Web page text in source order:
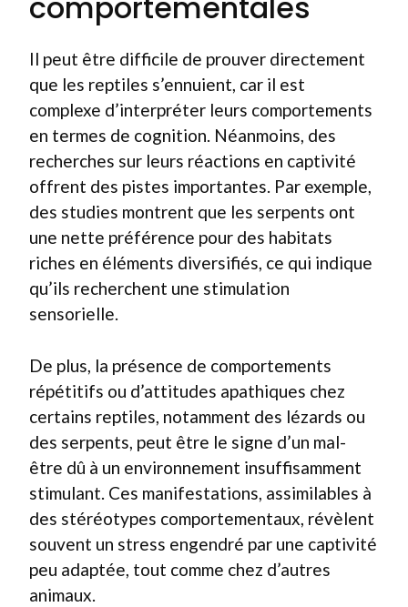
Il peut être difficile de prouver directement
que les reptiles s’ennuient, car il est
complexe d’interpréter leurs comportements
en termes de cognition. Néanmoins, des
recherches sur leurs réactions en captivité
offrent des pistes importantes. Par exemple,
des studies montrent que les serpents ont
une nette préférence pour des habitats
riches en éléments diversifiés, ce qui indique
qu’ils recherchent une stimulation
sensorielle.
De plus, la présence de comportements
répétitifs ou d’attitudes apathiques chez
certains reptiles, notamment des lézards ou
des serpents, peut être le signe d’un mal-
être dû à un environnement insuffisamment
stimulant. Ces manifestations, assimilables à
des stéréotypes comportementaux, révèlent
souvent un stress engendré par une captivité
peu adaptée, tout comme chez d’autres
animaux.